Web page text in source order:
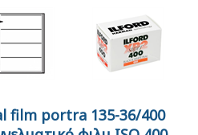
εγχρωμο
φιλμ ISO 50
αρνητικο φιλμ ASA
ριζόχαρτο
φιλμ
Ilford XP2 135-36
Ασπρόμαυρο Φιλμ
film portra 135-36/400